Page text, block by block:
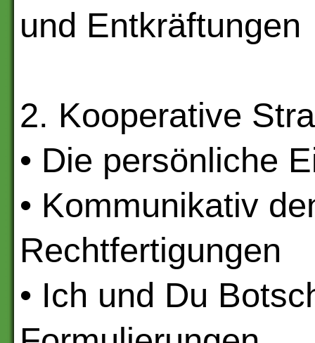
und Entkräftungen
2. Kooperative
• Die persönliche
• Kommunikativ
Rechtfertigungen
• Ich und Du